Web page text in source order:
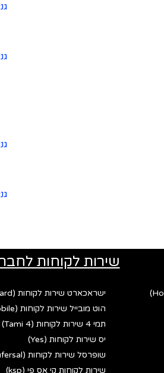
שירות לקוחות
ישראכארט שירות לקוחות (Isracard)
הוט מובייל שירות לקוחות (Hot mobile)
תמי 4 שירות לקוחות (Tami 4)
יס שירות לקוחות (Yes)
שופרסל שירות לקוחות (Shufersal)
שירות לקוחות קי אס פי (ksp)